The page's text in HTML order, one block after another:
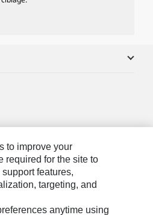
to improve your
required for the site to
features,
targeting, and
anytime using